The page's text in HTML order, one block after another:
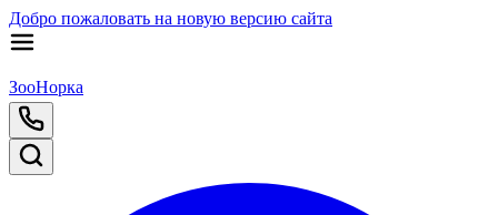
Добро пожаловать на новую версию сайта
ЗооНорка